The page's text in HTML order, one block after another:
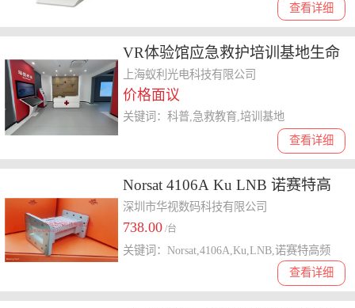
查看详细
VR体验馆应急救护培训基地生命
健康教育体验馆生产科普
上海蚁利光电科技有限公司
价格面议
查看详细
关键词：科普,急救教育,培训基地
Norsat 4106A Ku LNB 诺赛特高
频头 降频器 下变频器
深圳市华视数码科技有限公司
738.00 /台
查看详细
关键词：Norsat,4106A,Ku,LNB,诺赛特高频